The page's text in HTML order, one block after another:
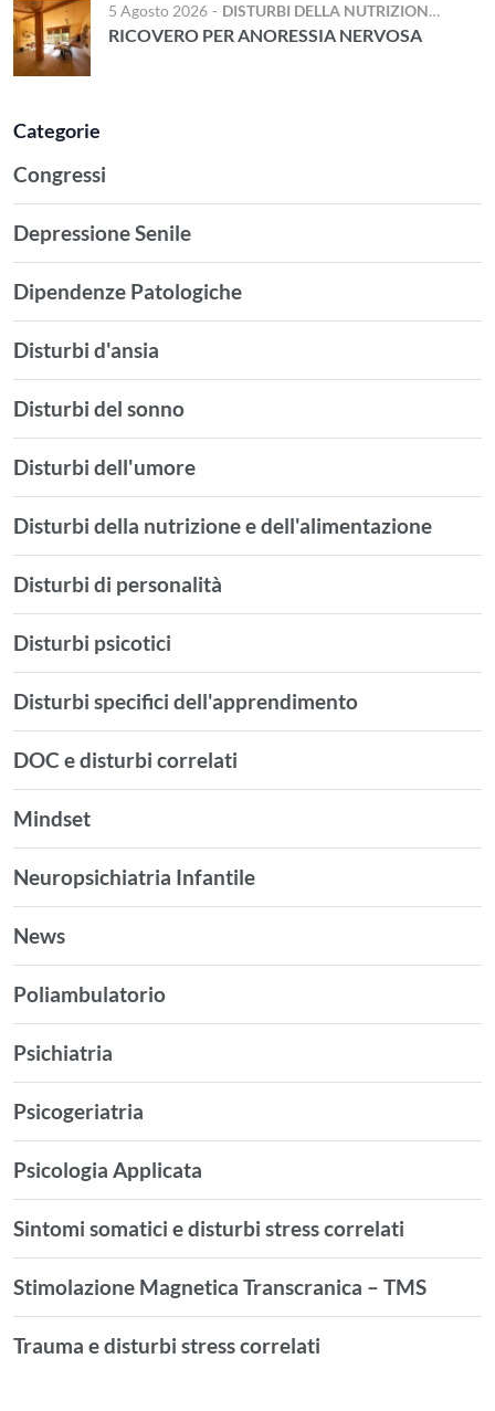
5 Agosto 2026 - DISTURBI DELLA NUTRIZIONE E DELL'ALIMENTAZIONE
RICOVERO PER ANORESSIA NERVOSA
Categorie
Congressi
Depressione Senile
Dipendenze Patologiche
Disturbi d'ansia
Disturbi del sonno
Disturbi dell'umore
Disturbi della nutrizione e dell'alimentazione
Disturbi di personalità
Disturbi psicotici
Disturbi specifici dell'apprendimento
DOC e disturbi correlati
Mindset
Neuropsichiatria Infantile
News
Poliambulatorio
Psichiatria
Psicogeriatria
Psicologia Applicata
Sintomi somatici e disturbi stress correlati
Stimolazione Magnetica Transcranica – TMS
Trauma e disturbi stress correlati